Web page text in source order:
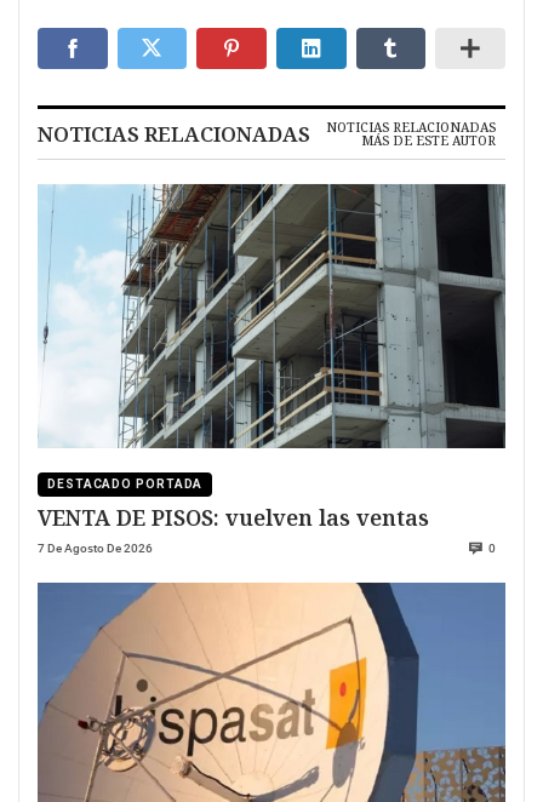
NOTICIAS RELACIONADAS NOTICIAS RELACIONADAS
MÁS DE ESTE AUTOR
DESTACADO PORTADA
VENTA DE PISOS: vuelven las ventas
7 De Agosto De 2026 0